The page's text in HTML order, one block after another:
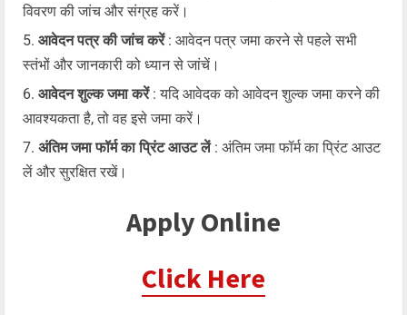
विवरण की जांच और संग्रह करें।
आवेदन पत्र की जांच करें: आवेदन पत्र जमा करने से पहले सभी
स्तंभों और जानकारी को ध्यान से जांचें।
आवेदन शुल्क जमा करें: यदि आवेदक को आवेदन शुल्क जमा करने की
आवश्यकता है, तो वह इसे जमा करें।
अंतिम जमा फॉर्म का प्रिंट आउट लें: अंतिम जमा फॉर्म का प्रिंट आउट
लें और सुरक्षित रखें।
Apply Online
Click Here